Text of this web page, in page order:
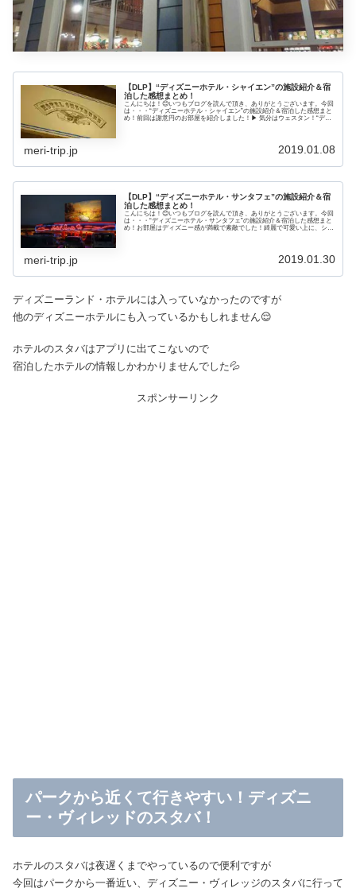
【DLP】“ディズニーホテル・シャイエン”の施設紹介＆宿
泊した感想まとめ！
こんにちは！😊いつもブログを読んで頂き、ありがとうございます。今回
は・・・“ディズニーホテル・シャイエン”の施設紹介＆宿泊した感想まと
め！前回は謝意円のお部屋を紹介しました！▶ 気分はウェスタン！“ディ
meri-trip.jp 2019.01.08
【DLP】“ディズニーホテル・サンタフェ”の施設紹介＆宿
泊した感想まとめ！
こんにちは！😊いつもブログを読んで頂き、ありがとうございます。今回
は・・・“ディズニーホテル・サンタフェ”の施設紹介＆宿泊した感想まと
め！お部屋はディズニー感が満載で素敵でした！綺麗で可愛い上に、シャ
meri-trip.jp 2019.01.30
ディズニーランド・ホテルには入っていなかったのですが
他のディズニーホテルにも入っているかもしれません😌
ホテルのスタバはアプリに出てこないので
宿泊したホテルの情報しかわかりませんでした💦
スポンサーリンク
パークから近くて行きやすい！ディズニ
ー・ヴィレッドのスタバ！
ホテルのスタバは夜遅くまでやっているので便利ですが
今回はパークから一番近い、ディズニー・ヴィレッジのスタバに行って